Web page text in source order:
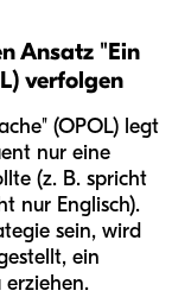
Ansatz "Ein
verfolgen
(OPOL) legt
nur eine
(z. B. spricht
nur Englisch).
sein, wird
ein